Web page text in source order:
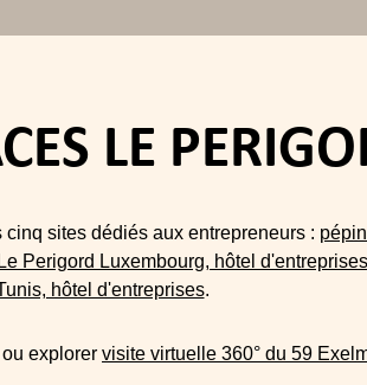
LE
sites dédiés aux entrepreneurs :
Le Perigord Luxembourg, hôtel d'entreprises
hôtel d'entreprises.
ou explorer visite virtuelle 360° du 59